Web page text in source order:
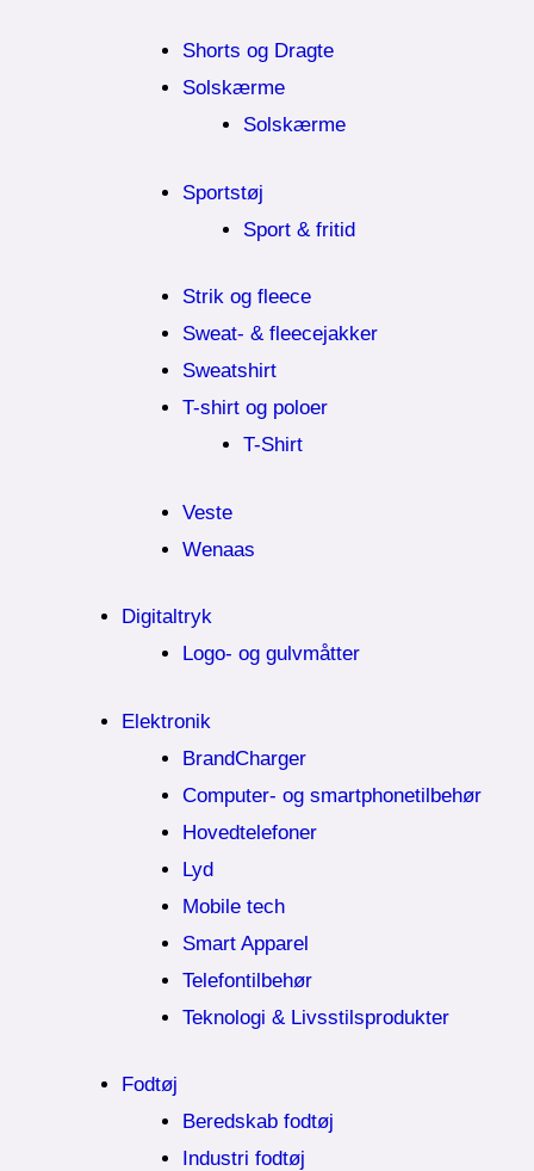
Shorts og Dragte
Solskærme
Solskærme
Sportstøj
Sport & fritid
Strik og fleece
Sweat- & fleecejakker
Sweatshirt
T-shirt og poloer
T-Shirt
Veste
Wenaas
Digitaltryk
Logo- og gulvmåtter
Elektronik
BrandCharger
Computer- og smartphonetilbehør
Hovedtelefoner
Lyd
Mobile tech
Smart Apparel
Telefontilbehør
Teknologi & Livsstilsprodukter
Fodtøj
Beredskab fodtøj
Industri fodtøj